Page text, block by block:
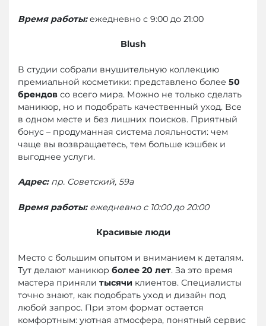
Время работы:ежедневно с 9:00 до 21:00
Blush
В студии собрали внушительную коллекцию
премиальной косметики: представлено более 50
брендов со всего мира. Можно не только сделать
маникюр, но и подобрать качественный уход. Все
в одном месте и без лишних поисков. Приятный
бонус – продуманная система лояльности: чем
чаще вы возвращаетесь, тем больше кэшбек и
выгоднее услуги.
Адрес:пр. Советский, 59а
Время работы:ежедневно с 10:00 до 20:00
Красивые люди
Место с большим опытом и вниманием к деталям.
Тут делают маникюр более 20 лет. За это время
мастера приняли тысячи клиентов. Специалисты
точно знают, как подобрать уход и дизайн под
любой запрос. При этом формат остается
комфортным: уютная атмосфера, понятный сервис